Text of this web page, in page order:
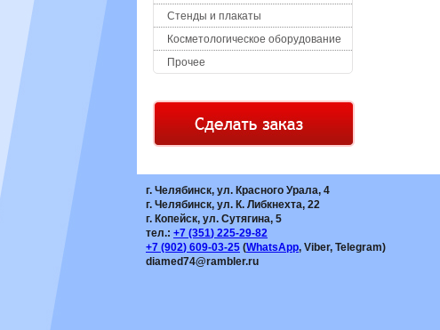
Стенды и плакаты
Косметологическое оборудование
Прочее
г. Челябинск, ул. Красного Урала, 4
г. Челябинск, ул. К. Либкнехта, 22
г. Копейск, ул. Сутягина, 5
тел.: +7 (351) 225-29-82
+7 (902) 609-03-25 (WhatsApp, Viber, Telegram)
diamed74@rambler.ru